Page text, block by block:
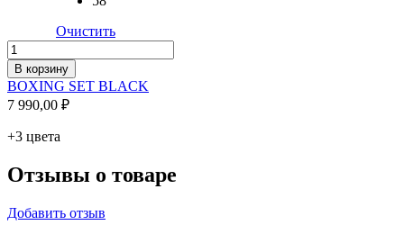
Очистить
Количество
товара
BOXING
SET
BLACK
В корзину
BOXING SET BLACK
7 990,00 ₽
+3 цвета
Отзывы о товаре
Добавить отзыв